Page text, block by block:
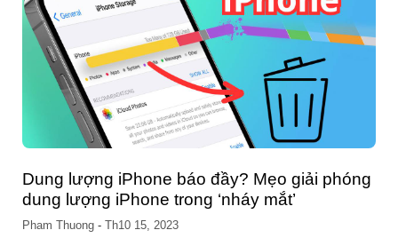
Dung lượng iPhone báo đầy? Mẹo giải phóng
dung lượng iPhone trong ‘nháy mắt’
Pham Thuong - Th10 15, 2023